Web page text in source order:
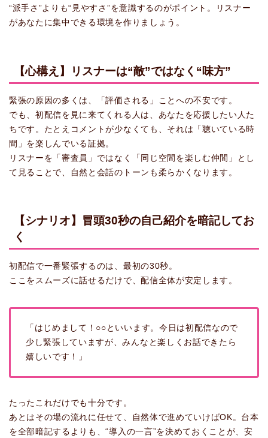
“派手さ”よりも“見やすさ”を意識するのがポイント。リスナー
があなたに集中できる環境を作りましょう。
【心構え】リスナーは“敵”ではなく“味方”
緊張の原因の多くは、「評価される」ことへの不安です。
でも、初配信を見に来てくれる人は、あなたを応援したい人た
ちです。たとえコメントが少なくても、それは「聴いている時
間」を楽しんでいる証拠。
リスナーを「審査員」ではなく「同じ空間を楽しむ仲間」とし
て見ることで、自然と会話のトーンも柔らかくなります。
【シナリオ】冒頭30秒の自己紹介を暗記してお
く
初配信で一番緊張するのは、最初の30秒。
ここをスムーズに話せるだけで、配信全体が安定します。
「はじめまして！○○といいます。今日は初配信なので
少し緊張していますが、みんなと楽しくお話できたら
嬉しいです！」
たったこれだけでも十分です。
あとはその場の流れに任せて、自然体で進めていけばOK。台本
を全部暗記するよりも、“導入の一言”を決めておくことが、安